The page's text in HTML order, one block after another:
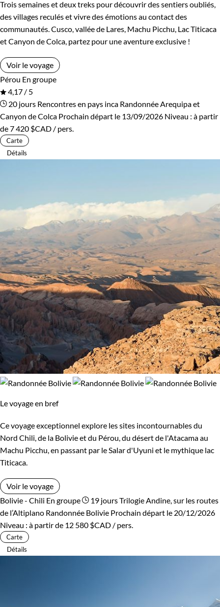
Trois semaines et deux treks pour découvrir des sentiers oubliés,
des villages reculés et vivre des émotions au contact des
communautés. Cusco, vallée de Lares, Machu Picchu, Lac Titicaca
et Canyon de Colca, partez pour une aventure exclusive !
Voir le voyage
Pérou En groupe
4,17 / 5
20 jours Rencontres en pays inca Randonnée Arequipa et
Canyon de Colca Prochain départ le 13/09/2026 Niveau : à partir
de7 420 $CAD / pers.
Carte
Détails
Le voyage en bref
Ce voyage exceptionnel explore les sites incontournables du
Nord Chili, de la Bolivie et du Pérou, du désert de l'Atacama au
Machu Picchu, en passant par le Salar d'Uyuni et le mythique lac
Titicaca.
Voir le voyage
Bolivie - Chili En groupe 19 joursTrilogie Andine, sur les routes
de l’Altiplano Randonnée Bolivie Prochain départ le 20/12/2026
Niveau : à partir de 12 580 $CAD / pers.
Carte
Détails